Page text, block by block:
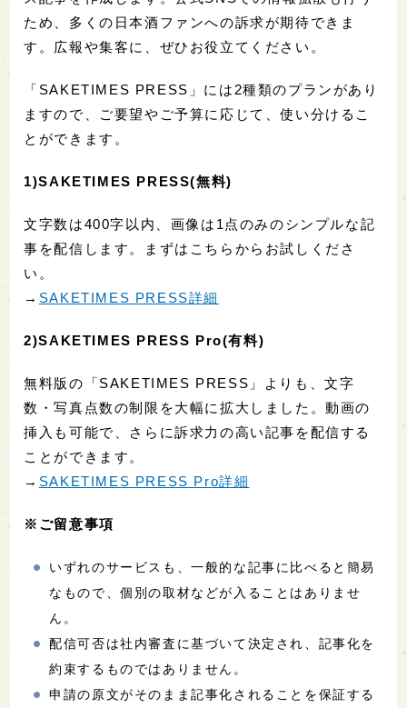
ため、多くの日本酒ファンへの訴求が期待できま
す。広報や集客に、ぜひお役立てください。
「SAKETIMES PRESS」には2種類のプランがあり
ますので、ご要望やご予算に応じて、使い分けるこ
とができます。
1)SAKETIMES PRESS(無料)
文字数は400字以内、画像は1点のみのシンプルな記
事を配信します。まずはこちらからお試しくださ
い。
→ SAKETIMES PRESS詳細
2)SAKETIMES PRESS Pro(有料)
無料版の「SAKETIMES PRESS」よりも、文字
数・写真点数の制限を大幅に拡大しました。動画の
挿入も可能で、さらに訴求力の高い記事を配信する
ことができます。
→ SAKETIMES PRESS Pro詳細
※ご留意事項
いずれのサービスも、一般的な記事に比べると簡易
なもので、個別の取材などが入ることはありませ
ん。
配信可否は社内審査に基づいて決定され、記事化を
約束するものではありません。
申請の原文がそのまま記事化されることを保証する